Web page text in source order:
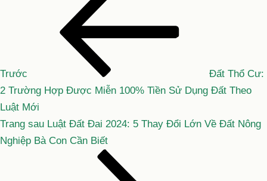
viết
Trước
Đất Thổ Cư:
2 Trường Hợp Được Miễn 100% Tiền Sử Dụng Đất Theo
Luật Mới
Bài
tiếp
Trang sau Luật Đất Đai 2024: 5 Thay Đổi Lớn Về Đất Nông
Nghiệp Bà Con Cần Biết